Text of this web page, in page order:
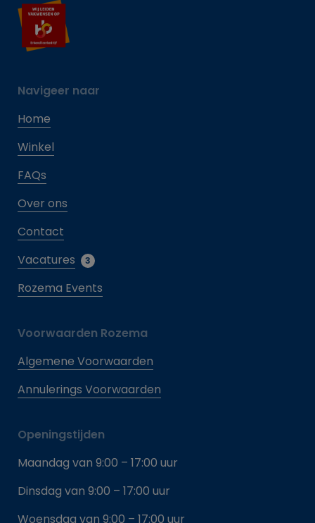
Navigeer naar
Home
Winkel
FAQs
Over ons
Contact
Vacatures
3
Rozema Events
Voorwaarden Rozema
Algemene Voorwaarden
Annulerings Voorwaarden
Openingstijden
Maandag van 9:00 – 17:00 uur
Dinsdag van 9:00 – 17:00 uur
Woensdag van 9:00 – 17:00 uur